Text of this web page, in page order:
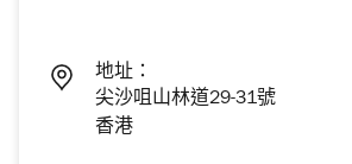
地址：
尖沙咀山林道29-31號
香港